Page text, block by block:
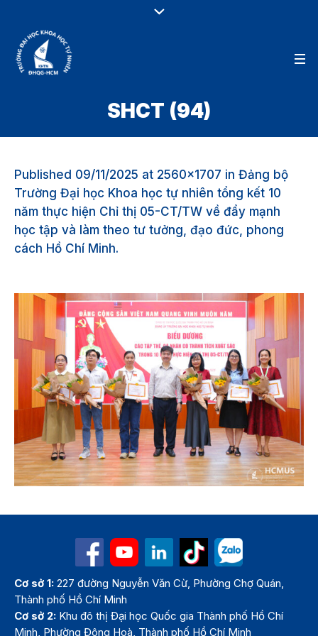
SHCT (94)
Published 09/11/2025 at 2560×1707 in Đảng bộ
Trường Đại học Khoa học tự nhiên tổng kết 10
năm thực hiện Chỉ thị 05-CT/TW về đẩy mạnh
học tập và làm theo tư tưởng, đạo đức, phong
cách Hồ Chí Minh.
Cơ sở 1: 227 đường Nguyễn Văn Cừ, Phường Chợ Quán,
Thành phố Hồ Chí Minh
Cơ sở 2: Khu đô thị Đại học Quốc gia Thành phố Hồ Chí
Minh, Phường Đông Hoà, Thành phố Hồ Chí Minh